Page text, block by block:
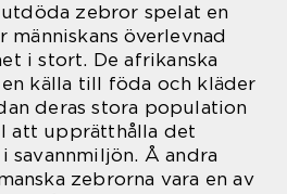
zebror spelat en
överlevnad
i stort. De afrikanska
källa till föda och kläder
deras stora population
att upprätthålla det
savannmiljön. Å andra
zebrorna vara en av